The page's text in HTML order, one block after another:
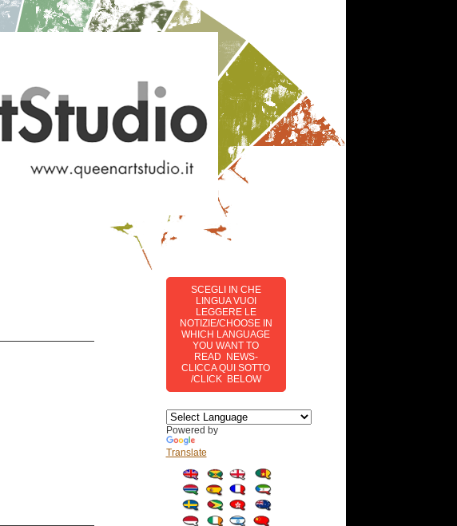
SCEGLI IN CHE
LINGUA VUOI
LEGGERE LE
NOTIZIE/CHOOSE IN
WHICH LANGUAGE
YOU WANT TO
READ NEWS-
CLICCA QUI SOTTO
/CLICK BELOW
Powered by
Translate